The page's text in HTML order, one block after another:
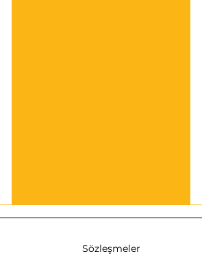
Sözleşmeler